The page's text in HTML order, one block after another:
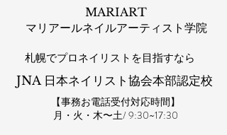
MARIART
マリアールネイルアーティスト学院
札幌​でプロネイリストを目指すなら
JNA 日本ネイリスト協会本部認定校
【事務お電話受付対応時間】
​月・火・木〜土/ 9:30~17:30